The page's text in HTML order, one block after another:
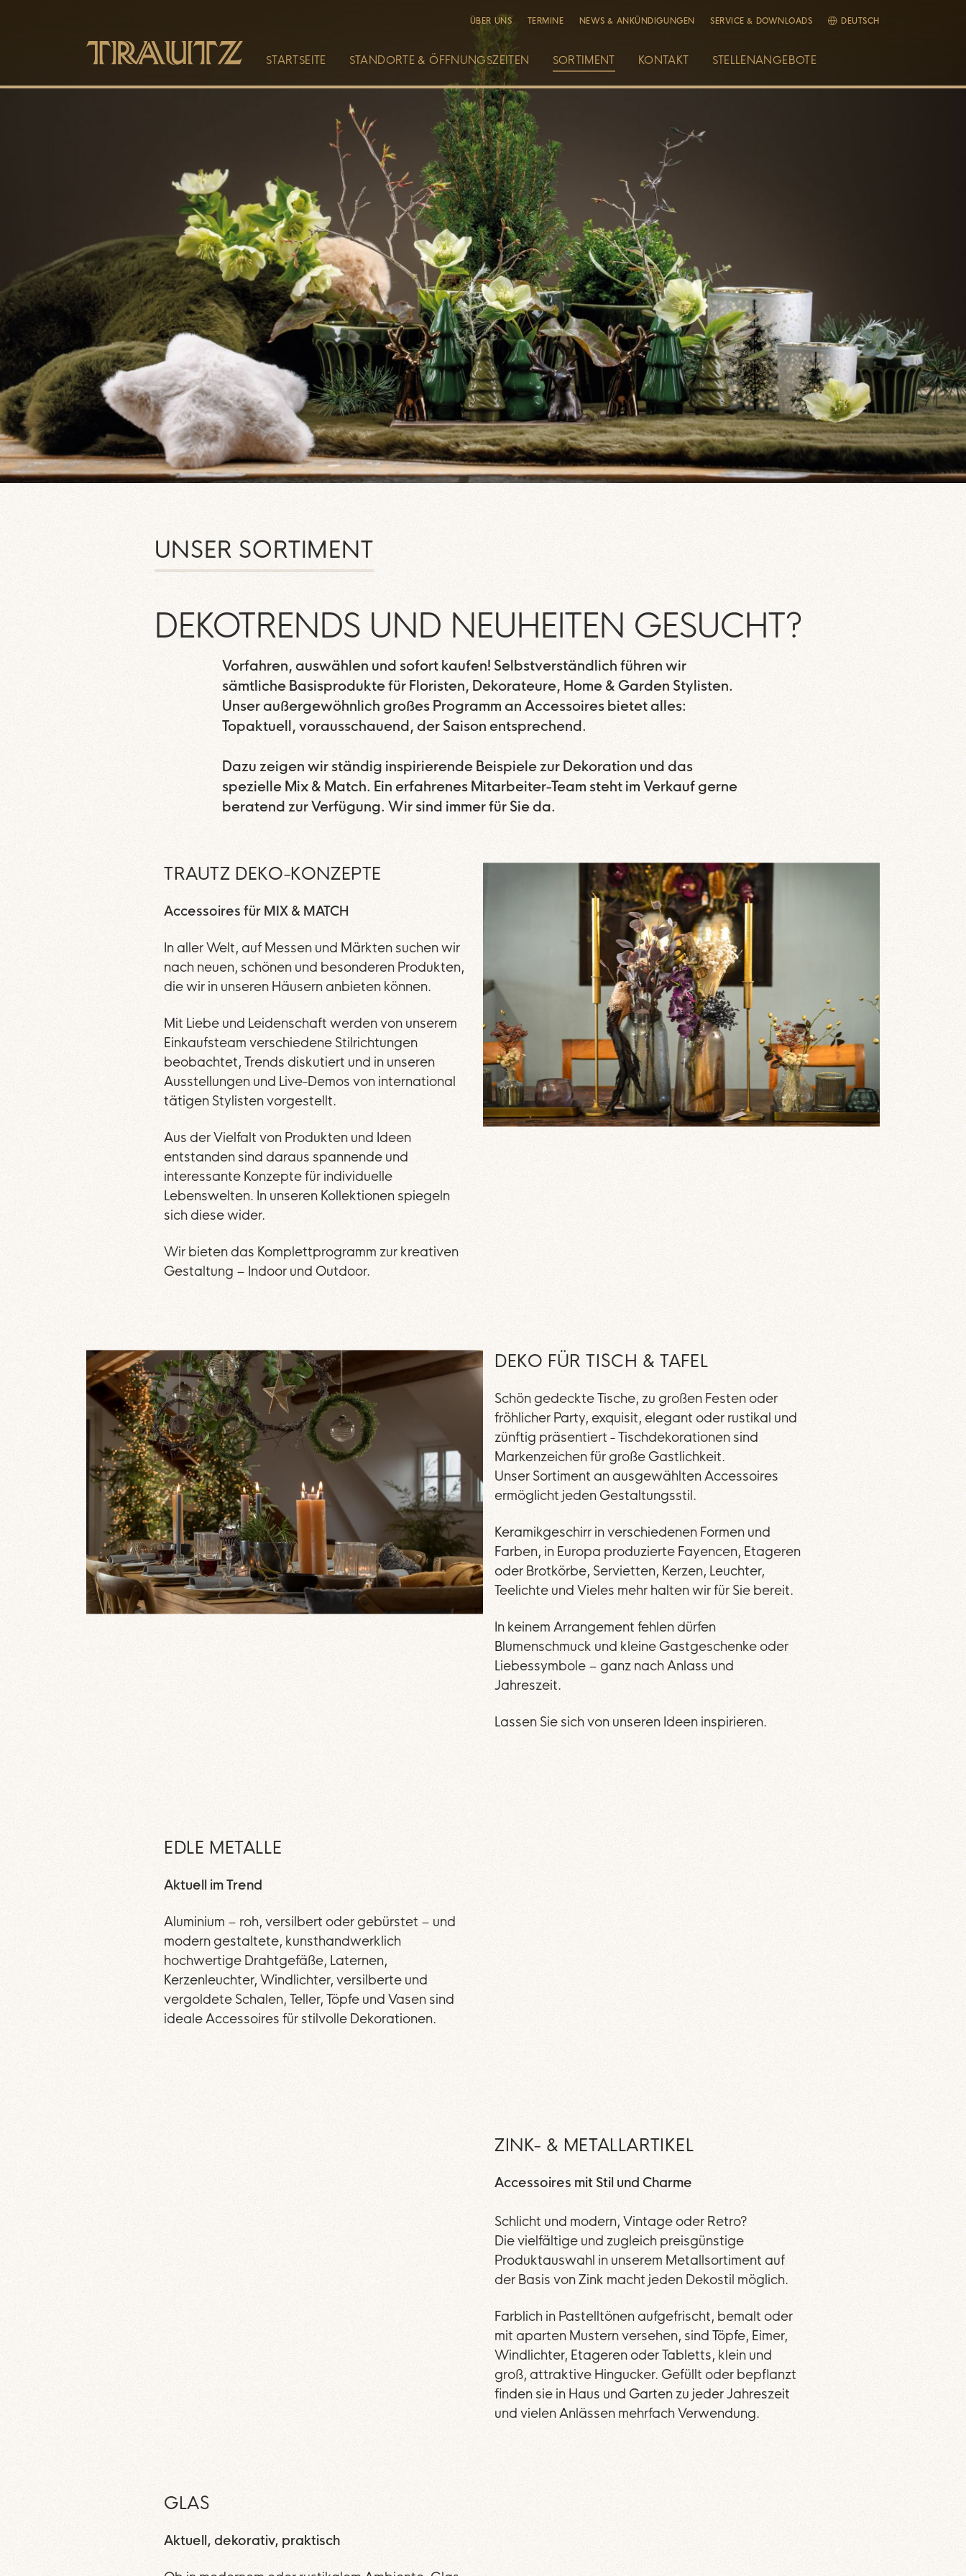
ÜBER UNS TERMINE NEWS & ANKÜNDIGUNGEN SERVICE & DOWNLOADS DEUTSCH
STARTSEITE STANDORTE & ÖFFNUNGSZEITEN SORTIMENT KONTAKT STELLENANGEBOTE
UNSER SORTIMENT
DEKOTRENDS UND NEUHEITEN GESUCHT?
Vorfahren, auswählen und sofort kaufen! Selbstverständlich führen wir
sämtliche Basisprodukte für Floristen, Dekorateure, Home & Garden Stylisten.
Unser außergewöhnlich großes Programm an Accessoires bietet alles:
Topaktuell, vorausschauend, der Saison entsprechend.
Dazu zeigen wir ständig inspirierende Beispiele zur Dekoration und das
spezielle Mix & Match. Ein erfahrenes Mitarbeiter-Team steht im Verkauf gerne
beratend zur Verfügung. Wir sind immer für Sie da.
TRAUTZ DEKO-KONZEPTE
Accessoires für MIX & MATCH
In aller Welt, auf Messen und Märkten suchen wir
nach neuen, schönen und besonderen Produkten,
die wir in unseren Häusern anbieten können.
Mit Liebe und Leidenschaft werden von unserem
Einkaufsteam verschiedene Stilrichtungen
beobachtet, Trends diskutiert und in unseren
Ausstellungen und Live-Demos von international
tätigen Stylisten vorgestellt.
Aus der Vielfalt von Produkten und Ideen
entstanden sind daraus spannende und
interessante Konzepte für individuelle
Lebenswelten. In unseren Kollektionen spiegeln
sich diese wider.
Wir bieten das Komplettprogramm zur kreativen
Gestaltung – Indoor und Outdoor.
DEKO FÜR TISCH & TAFEL
Schön gedeckte Tische, zu großen Festen oder
fröhlicher Party, exquisit, elegant oder rustikal und
zünftig präsentiert - Tischdekorationen sind
Markenzeichen für große Gastlichkeit.
Unser Sortiment an ausgewählten Accessoires
ermöglicht jeden Gestaltungsstil.
Keramikgeschirr in verschiedenen Formen und
Farben, in Europa produzierte Fayencen, Etageren
oder Brotkörbe, Servietten, Kerzen, Leuchter,
Teelichte und Vieles mehr halten wir für Sie bereit.
In keinem Arrangement fehlen dürfen
Blumenschmuck und kleine Gastgeschenke oder
Liebessymbole – ganz nach Anlass und
Jahreszeit.
Lassen Sie sich von unseren Ideen inspirieren.
EDLE METALLE
Aktuell im Trend
Aluminium – roh, versilbert oder gebürstet – und
modern gestaltete, kunsthandwerklich
hochwertige Drahtgefäße, Laternen,
Kerzenleuchter, Windlichter, versilberte und
vergoldete Schalen, Teller, Töpfe und Vasen sind
ideale Accessoires für stilvolle Dekorationen.
ZINK- & METALLARTIKEL
Accessoires mit Stil und Charme
Schlicht und modern, Vintage oder Retro?
Die vielfältige und zugleich preisgünstige
Produktauswahl in unserem Metallsortiment auf
der Basis von Zink macht jeden Dekostil möglich.
Farblich in Pastelltönen aufgefrischt, bemalt oder
mit aparten Mustern versehen, sind Töpfe, Eimer,
Windlichter, Etageren oder Tabletts, klein und
groß, attraktive Hingucker. Gefüllt oder bepflanzt
finden sie in Haus und Garten zu jeder Jahreszeit
und vielen Anlässen mehrfach Verwendung.
GLAS
Aktuell, dekorativ, praktisch